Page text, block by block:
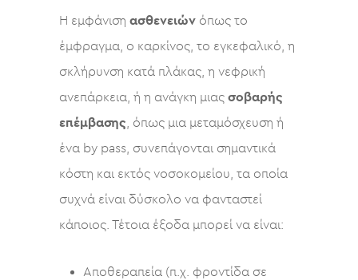
Η εμφάνιση ασθενειών όπως το
έμφραγμα, o καρκίνος, το εγκεφαλικό, η
σκλήρυνση κατά πλάκας, η νεφρική
ανεπάρκεια, ή η ανάγκη μιας σοβαρής
επέμβασης, όπως μια μεταμόσχευση ή
ένα by pass, συνεπάγονται σημαντικά
κόστη και εκτός νοσοκομείου, τα οποία
συχνά είναι δύσκολο να φανταστεί
κάποιος. Τέτοια έξοδα μπορεί να είναι:
Αποθεραπεία (π.χ. φροντίδα σε